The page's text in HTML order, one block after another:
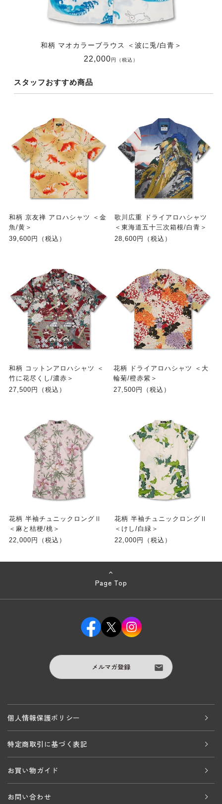
和柄 マオカラーブラウス ＜波に兎/白青＞
22,000円（税込）
スタッフおすすめ商品
和柄 京友禅 アロハシャツ ＜金
魚/黄＞
39,600円（税込）
歌川広重 ドライアロハシャツ
＜東海道五十三次箱根/白青＞
28,600円（税込）
和柄 コットンアロハシャツ ＜
竹に花尽くし/濃赤＞
27,500円（税込）
花柄 ドライアロハシャツ ＜大
輪菊/橙赤紫＞
27,500円（税込）
花柄 半袖チュニックロングⅡ
＜麻と桔梗/桃＞
22,000円（税込）
花柄 半袖チュニックロングⅡ
＜けし/白緑＞
22,000円（税込）
Page Top
メルマガ登録
個人情報保護ポリシー
特定商取引に基づく表記
お買い物ガイド
お問い合わせ